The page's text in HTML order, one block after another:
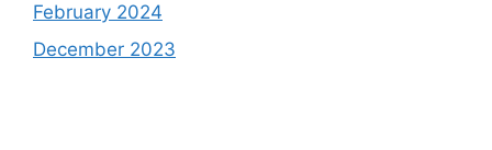
February 2024
December 2023